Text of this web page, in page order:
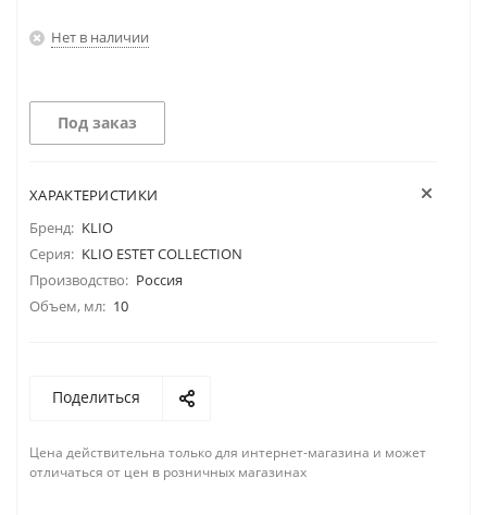
Нет в наличии
Под заказ
ХАРАКТЕРИСТИКИ
Бренд: KLIO
Серия: KLIO ESTET COLLECTION
Производство: Россия
Объем, мл: 10
Поделиться
Цена действительна только для интернет-магазина и может
отличаться от цен в розничных магазинах